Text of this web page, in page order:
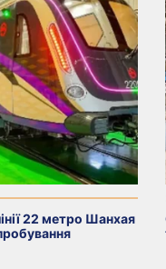
22 метро Шанхая